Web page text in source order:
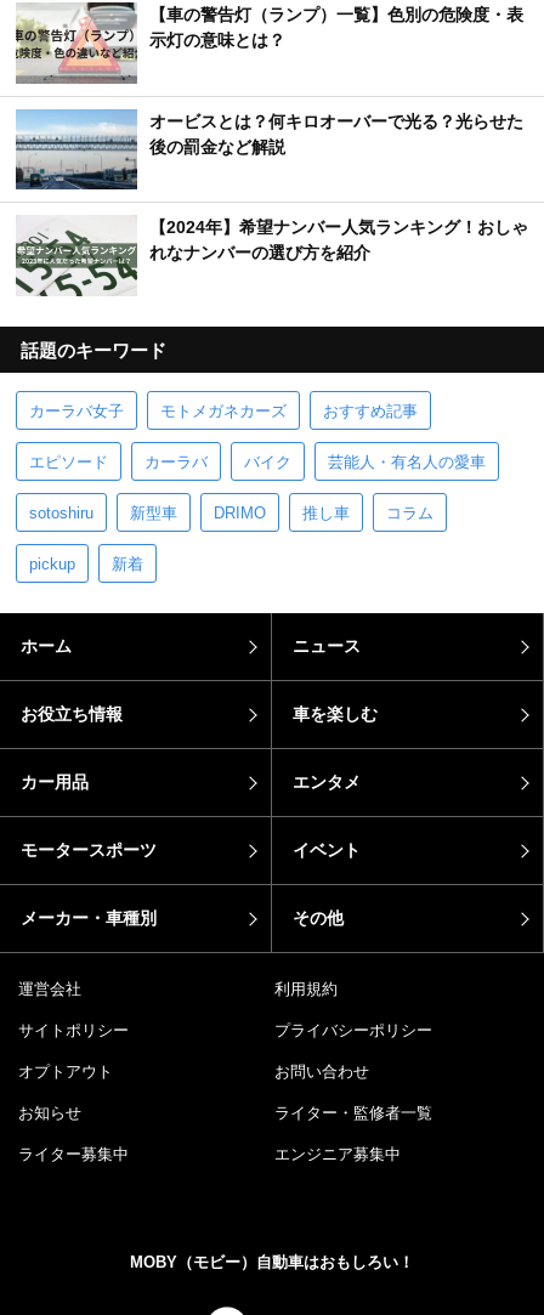
【車の警告灯（ランプ）一覧】色別の危険度・表
示灯の意味とは？
オービスとは？何キロオーバーで光る？光らせた
後の罰金など解説
【2024年】希望ナンバー人気ランキング！おしゃ
れなナンバーの選び方を紹介
話題のキーワード
カーラバ女子 モトメガネカーズ おすすめ記事
エピソード カーラバ バイク 芸能人・有名人の愛車
sotoshiru 新型車 DRIMO 推し車 コラム
pickup 新着
ホーム ニュース
お役立ち情報 車を楽しむ
カー用品 エンタメ
モータースポーツ イベント
メーカー・車種別 その他
運営会社 利用規約
サイトポリシー プライバシーポリシー
オプトアウト お問い合わせ
お知らせ ライター・監修者一覧
ライター募集中 エンジニア募集中
MOBY（モビー）自動車はおもしろい！